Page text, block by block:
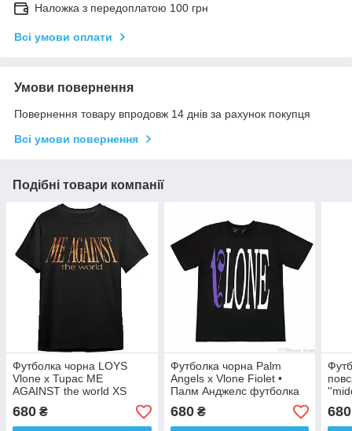
Наложка з передоплатою 100 грн
Всі умови оплати
Умови повернення
Повернення товару впродовж 14 днів за рахунок покупця
Всі умови повернення
Подібні товари компанії
Футболка чорна LOYS
Vlone x Tupac ME
AGAINST the world XS
680 ₴
Футболка чорна Palm
Angels x Vlone Fiolet •
Палм Анджелс футболка
XS
680₴ 680